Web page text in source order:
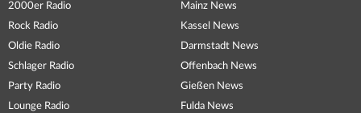
2000er Radio
Rock Radio
Oldie Radio
Schlager Radio
Party Radio
Lounge Radio
Mainz News
Kassel News
Darmstadt News
Offenbach News
Gießen News
Fulda News